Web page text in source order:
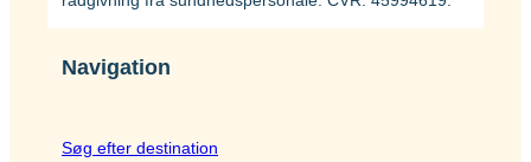
Navigation
Søg efter destination